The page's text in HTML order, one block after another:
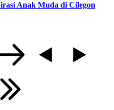
Anak Muda di Cilegon